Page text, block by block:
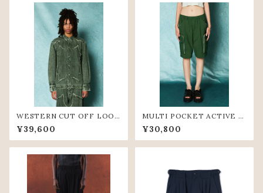
WESTERN CUT OFF LOOS
E SHIRTS (D.GRN)
¥39,600
MULTI POCKET ACTIVE S
HORT PANTS(GRN)
¥30,800